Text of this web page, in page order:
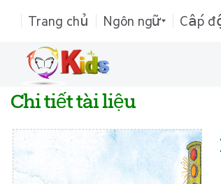
Trang chủ Ngôn ngữ Cấp
Chi tiết tài liệu